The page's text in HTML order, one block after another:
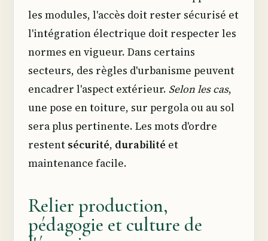
les modules, l'accès doit rester sécurisé et
l'intégration électrique doit respecter les
normes en vigueur. Dans certains
secteurs, des règles d'urbanisme peuvent
encadrer l'aspect extérieur. Selon les cas,
une pose en toiture, sur pergola ou au sol
sera plus pertinente. Les mots d'ordre
restent sécurité, durabilité et
maintenance facile.
Relier production,
pédagogie et culture de